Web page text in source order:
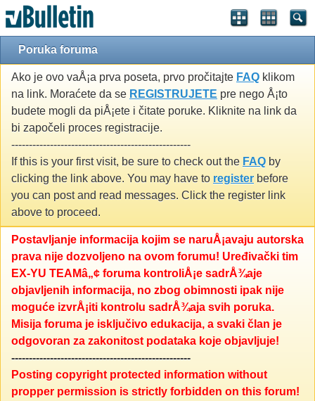
Poruka foruma
Ako je ovo vaÅ¡a prva poseta, prvo pročitajte FAQ klikom
na link. Moraćete da se REGISTRUJETE pre nego Å¡to
budete mogli da piÅ¡ete i čitate poruke. Kliknite na link da
bi započeli proces registracije.
---------------------------------------------------
If this is your first visit, be sure to check out the FAQ by
clicking the link above. You may have to register before
you can post and read messages. Click the register link
above to proceed.
Postavljanje informacija kojim se naruÅ¡avaju autorska
prava nije dozvoljeno na ovom forumu! Uređivački tim
EX-YU TEAMâ„¢ foruma kontroliÅ¡e sadrÅ¾aje
objavljenih informacija, no zbog obimnosti ipak nije
moguće izvrÅ¡iti kontrolu sadrÅ¾aja svih poruka.
Misija foruma je isključivo edukacija, a svaki član je
odgovoran za zakonitost podataka koje objavljuje!
---------------------------------------------------
Posting copyright protected information without
propper permission is strictly forbidden on this forum!